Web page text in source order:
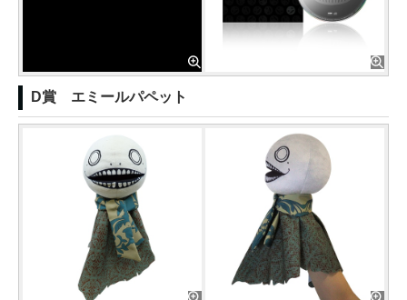
D賞 エミールパペット